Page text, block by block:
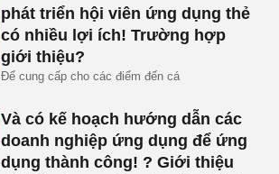
phát triển hội viên ứng dụng thẻ
có nhiều lợi ích! Trường hợp
giới thiệu?
Để cung cấp cho các điểm đến cá
Và có kế hoạch hướng dẫn các
doanh nghiệp ứng dụng để ứng
dụng thành công! ? Giới thiệu